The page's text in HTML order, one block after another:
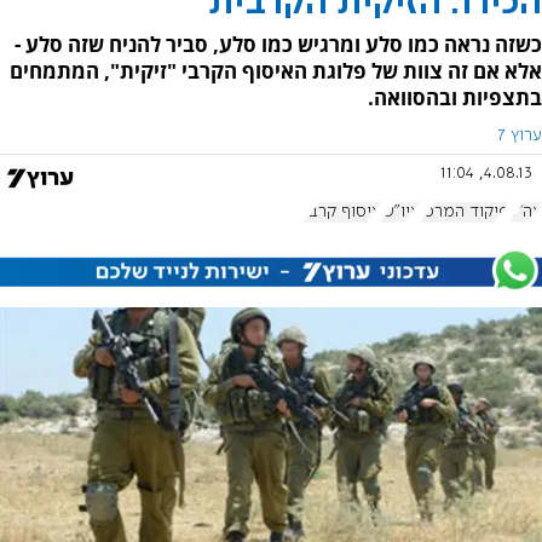
כשזה נראה כמו סלע ומרגיש כמו סלע, סביר להניח שזה סלע -
אלא אם זה צוות של פלוגת האיסוף הקרבי "זיקית", המתמחים
בתצפיות ובהסוואה.
ערוץ 7
4.08.13, 11:04
צה"ל פיקוד המרכז איו"ש איסוף קרבי